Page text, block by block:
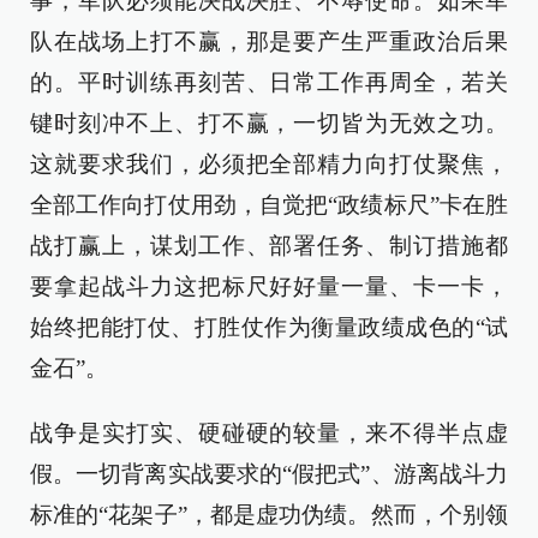
队在战场上打不赢，那是要产生严重政治后果
的。平时训练再刻苦、日常工作再周全，若关
键时刻冲不上、打不赢，一切皆为无效之功。
这就要求我们，必须把全部精力向打仗聚焦，
全部工作向打仗用劲，自觉把“政绩标尺”卡在胜
战打赢上，谋划工作、部署任务、制订措施都
要拿起战斗力这把标尺好好量一量、卡一卡，
始终把能打仗、打胜仗作为衡量政绩成色的“试
金石”。
战争是实打实、硬碰硬的较量，来不得半点虚
假。一切背离实战要求的“假把式”、游离战斗力
标准的“花架子”，都是虚功伪绩。然而，个别领